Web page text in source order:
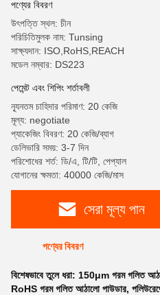
পণ্যের বিবরণ
উৎপত্তি স্থল: চীন
পরিচিতিমুলক নাম: Tunsing
সাক্ষ্যদান: ISO,RoHS,REACH
মডেল নম্বার: DS223
পেমেন্ট এবং শিপিং শর্তাবলী
ন্যূনতম চাহিদার পরিমাণ: 20 কেজি
মূল্য: negotiate
প্যাকেজিং বিবরণ: 20 কেজি/ব্যাগ
ডেলিভারি সময়: 3-7 দিন
পরিশোধের শর্ত: ডি/এ, টি/টি, পেপ্যাল
যোগানের ক্ষমতা: 40000 কেজি/মাস
সেরা মূল্য পান
পণ্যের বিবরণ
বিশেষভাবে তুলে ধরা: 150μm গরম গলিত
RoHS গরম গলিত আঠালো পাউডার,